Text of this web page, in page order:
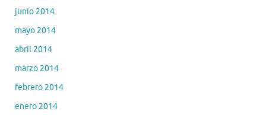
junio 2014
mayo 2014
abril 2014
marzo 2014
febrero 2014
enero 2014